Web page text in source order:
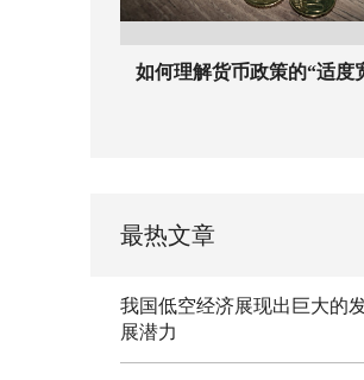
如何理解货币政策的“适度
最热文章
我国低空经济展现出巨大的
展潜力